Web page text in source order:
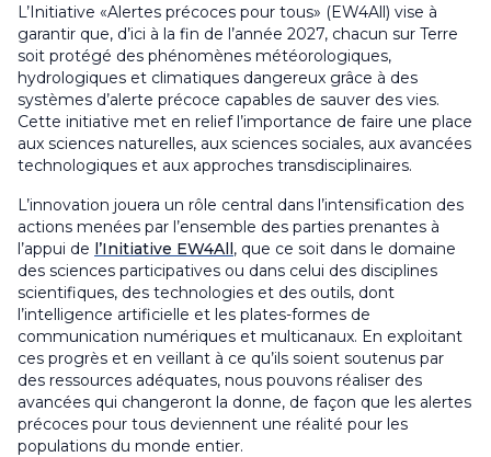
L’Initiative «Alertes précoces pour tous» (EW4All) vise à
garantir que, d’ici à la fin de l’année 2027, chacun sur Terre
soit protégé des phénomènes météorologiques,
hydrologiques et climatiques dangereux grâce à des
systèmes d’alerte précoce capables de sauver des vies.
Cette initiative met en relief l’importance de faire une place
aux sciences naturelles, aux sciences sociales, aux avancées
technologiques et aux approches transdisciplinaires.
L’innovation jouera un rôle central dans l’intensification des
actions menées par l’ensemble des parties prenantes à
l’appui de l’Initiative EW4All, que ce soit dans le domaine
des sciences participatives ou dans celui des disciplines
scientifiques, des technologies et des outils, dont
l’intelligence artificielle et les plates-formes de
communication numériques et multicanaux. En exploitant
ces progrès et en veillant à ce qu’ils soient soutenus par
des ressources adéquates, nous pouvons réaliser des
avancées qui changeront la donne, de façon que les alertes
précoces pour tous deviennent une réalité pour les
populations du monde entier.